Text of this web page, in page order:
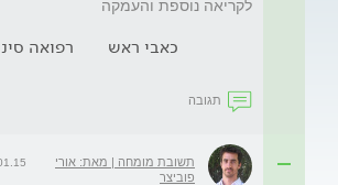
לקריאה נוספת והעמקה
כאבי ראש רפואה
תגובה
תשובת מומחה | מאת: אורי
פוביצר
| 16:20